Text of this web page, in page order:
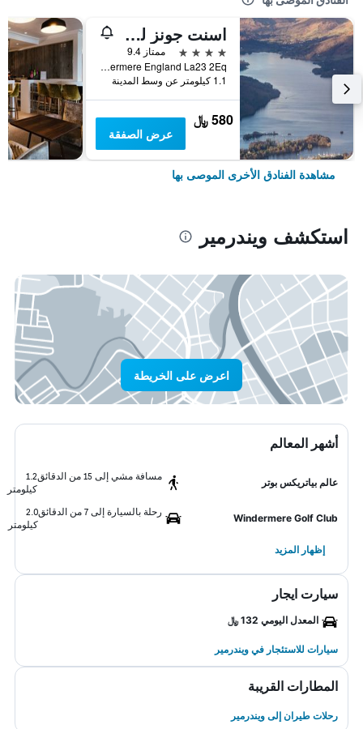
اسنت جونز لودج (اينكل أوفاف سيت هيلث كلوب)
4 نجوم
ممتاز 9.4
Lake Road Windermere England La23 2Eq, ويندرمير, المملكة المتحدة
1.1 كيلومتر عن وسط المدينة
580 ﷼
عرض الصفقة
مشاهدة الفنادق الأخرى الموصى بها
استكشف ويندرمير
اعرض على الخريطة
أشهر المعالم
عالم بياتريكس بوتر
مسافة مشي إلى 15 من الدقائق
1.2
كيلومتر
Windermere Golf Club
رحلة بالسيارة إلى 7 من الدقائق
2.0
كيلومتر
إظهار المزيد
سيارت ايجار
المعدل اليومي 132 ﷼
سيارات للاستئجار في ويندرمير
المطارات القريبة
رحلات طيران إلى ويندرمير